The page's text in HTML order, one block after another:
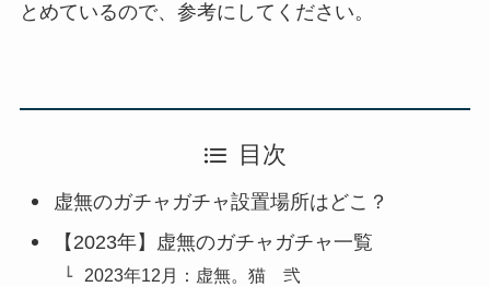
とめているので、参考にしてください。
目次
虚無のガチャガチャ設置場所はどこ？
【2023年】虚無のガチャガチャ一覧
2023年12月：虚無。猫 弐